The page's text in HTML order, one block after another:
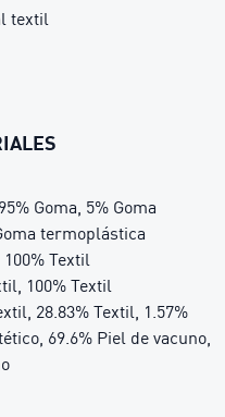
textil
Goma, 5% Goma
termoplástica
Textil
100% Textil
28.83% Textil, 1.57%
69.6% Piel de vacuno,